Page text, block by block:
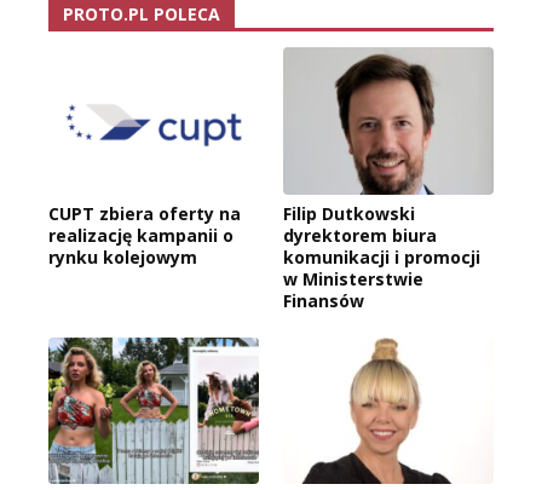
PROTO.PL POLECA
CUPT zbiera oferty na
realizację kampanii o
rynku kolejowym
Filip Dutkowski
dyrektorem biura
komunikacji i promocji
w Ministerstwie
Finansów